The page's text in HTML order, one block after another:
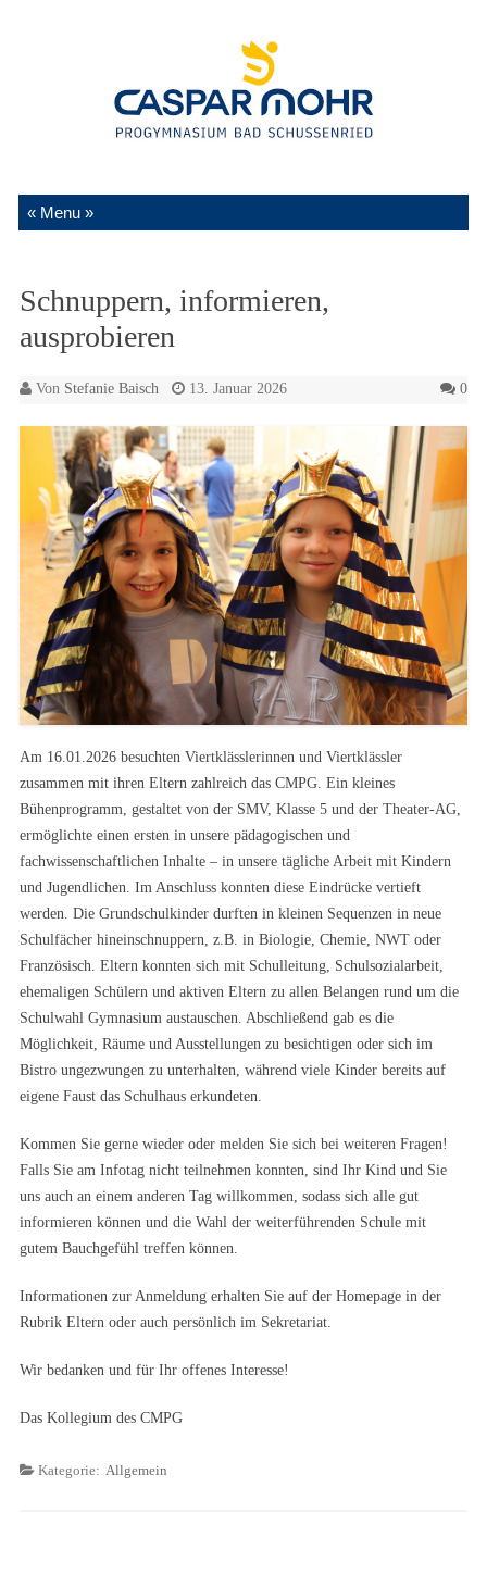
Zum Inhalt springen
Schnuppern, informieren,
ausprobieren
Von Stefanie Baisch 13. Januar 2026 0
Am 16.01.2026 besuchten Viertklässlerinnen und Viertklässler
zusammen mit ihren Eltern zahlreich das CMPG. Ein kleines
Bühenprogramm, gestaltet von der SMV, Klasse 5 und der Theater-AG,
ermöglichte einen ersten in unsere pädagogischen und
fachwissenschaftlichen Inhalte – in unsere tägliche Arbeit mit Kindern
und Jugendlichen. Im Anschluss konnten diese Eindrücke vertieft
werden. Die Grundschulkinder durften in kleinen Sequenzen in neue
Schulfächer hineinschnuppern, z.B. in Biologie, Chemie, NWT oder
Französisch. Eltern konnten sich mit Schulleitung, Schulsozialarbeit,
ehemaligen Schülern und aktiven Eltern zu allen Belangen rund um die
Schulwahl Gymnasium austauschen. Abschließend gab es die
Möglichkeit, Räume und Ausstellungen zu besichtigen oder sich im
Bistro ungezwungen zu unterhalten, während viele Kinder bereits auf
eigene Faust das Schulhaus erkundeten.
Kommen Sie gerne wieder oder melden Sie sich bei weiteren Fragen!
Falls Sie am Infotag nicht teilnehmen konnten, sind Ihr Kind und Sie
uns auch an einem anderen Tag willkommen, sodass sich alle gut
informieren können und die Wahl der weiterführenden Schule mit
gutem Bauchgefühl treffen können.
Informationen zur Anmeldung erhalten Sie auf der Homepage in der
Rubrik Eltern oder auch persönlich im Sekretariat.
Wir bedanken und für Ihr offenes Interesse!
Das Kollegium des CMPG
Kategorie: Allgemein